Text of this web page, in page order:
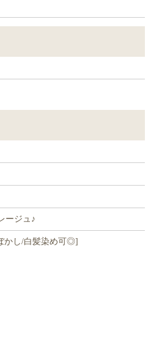
ージュ♪
かし/白髪染め可◎]